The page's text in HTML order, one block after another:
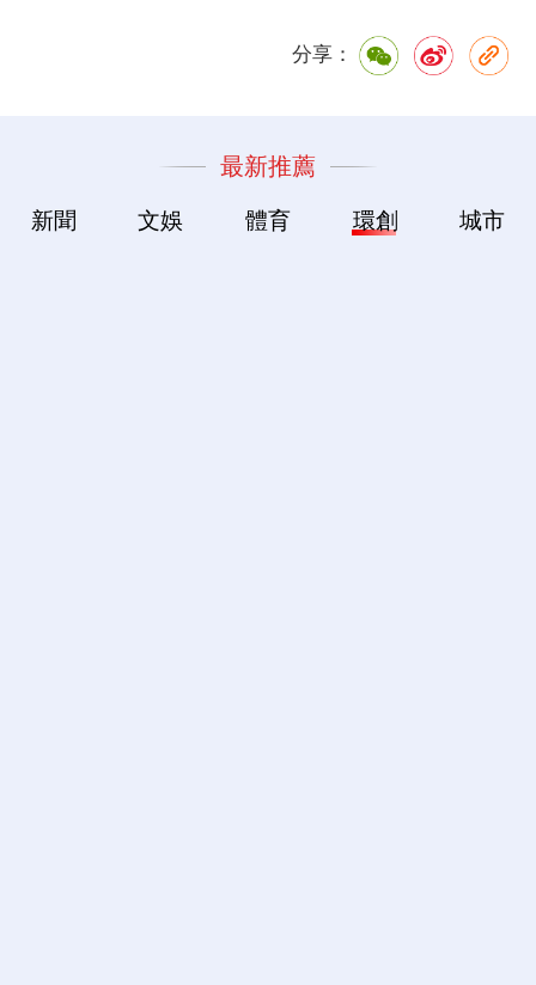
分享：
最新推薦
新聞 文娛 體育 環創 城市